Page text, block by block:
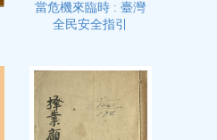
當危機來臨時 : 臺灣
全民安全指引